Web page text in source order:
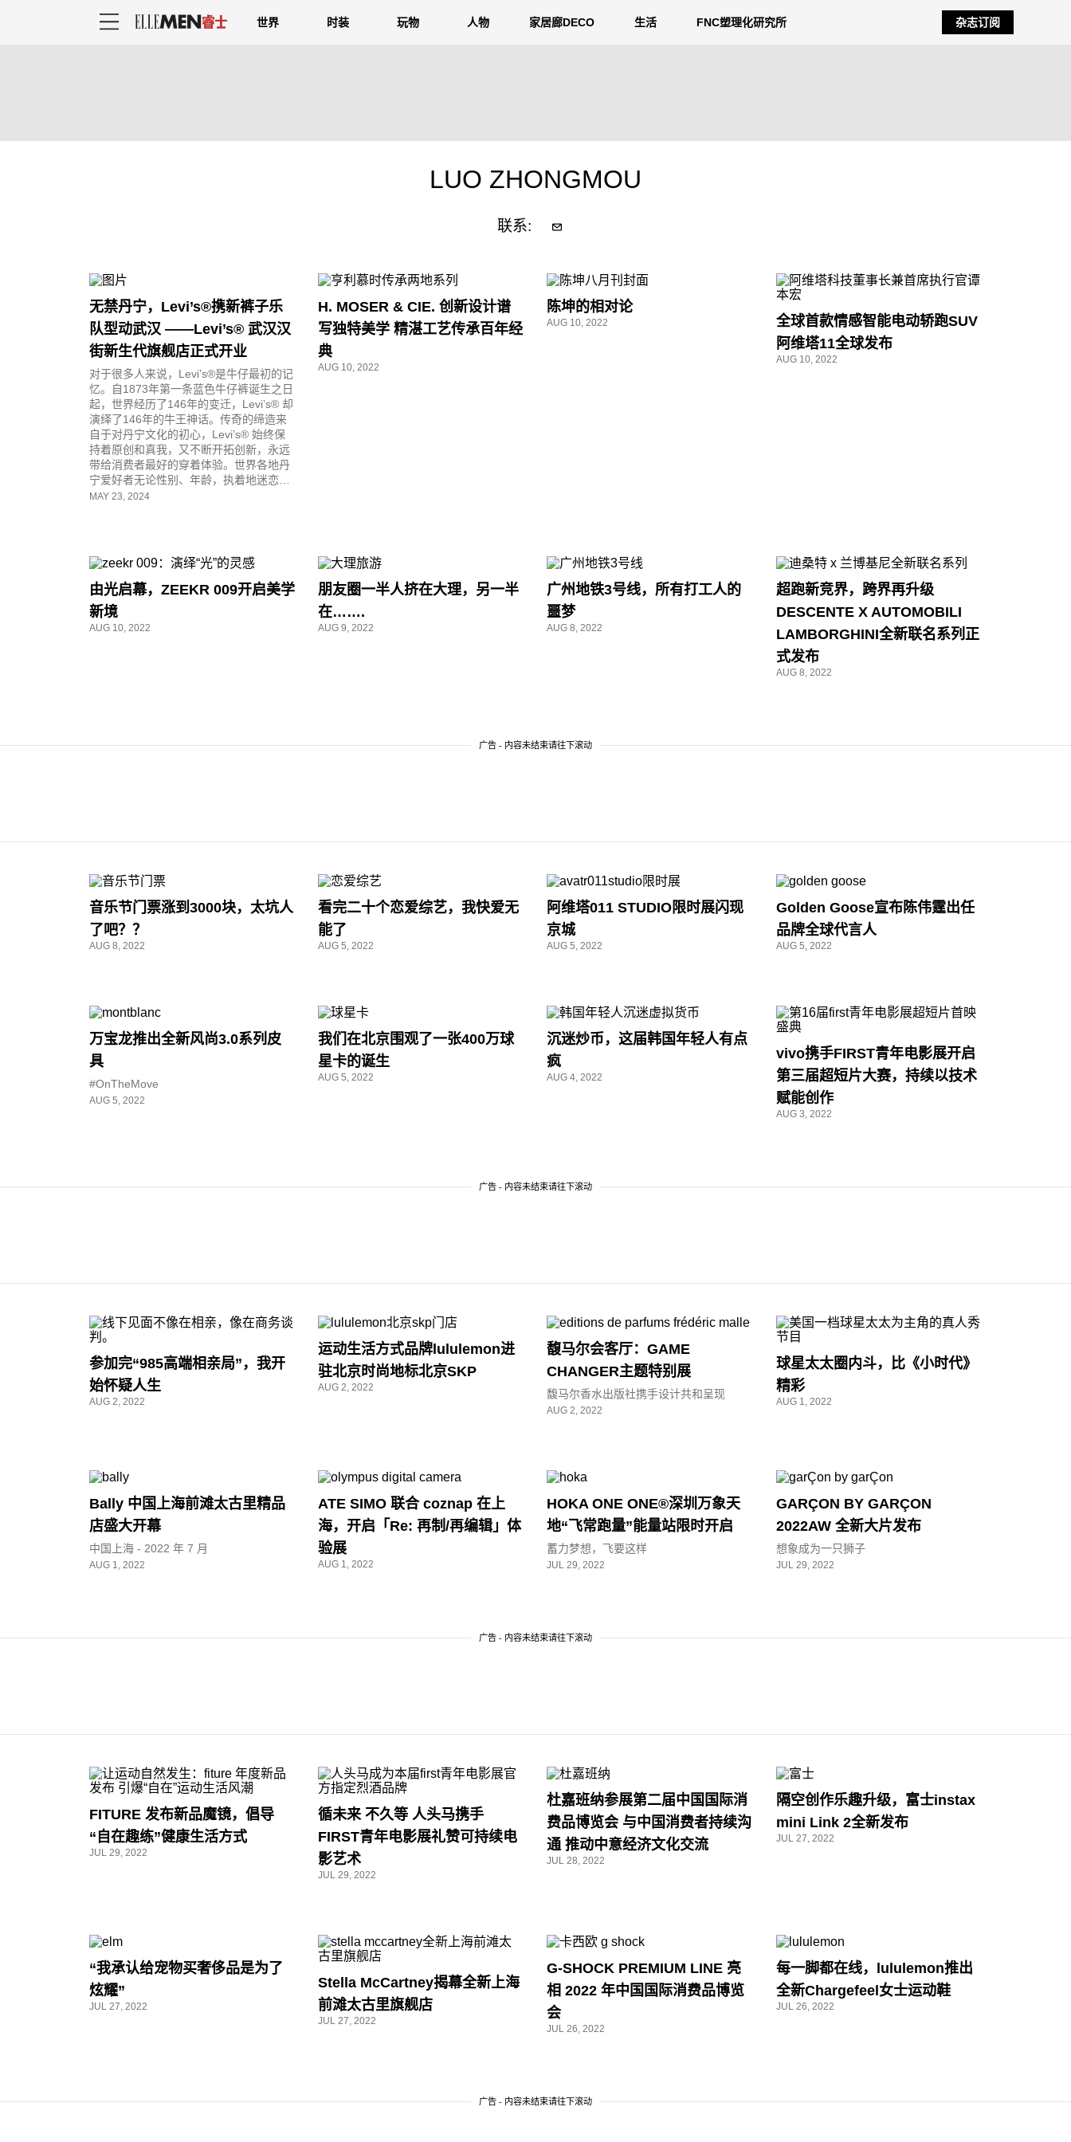
世界 时装 玩物 人物 家居廊DECO 生活 FNC塑理化研究所 杂志订阅
LUO ZHONGMOU
联系:
无禁丹宁，Levi’s®携新裤子乐
队型动武汉 ——Levi’s® 武汉汉
街新生代旗舰店正式开业
对于很多人来说，Levi’s®是牛仔最初的记
忆。自1873年第一条蓝色牛仔裤诞生之日
起，世界经历了146年的变迁，Levi’s® 却
演绎了146年的牛王神话。传奇的缔造来
自于对丹宁文化的初心，Levi’s® 始终保
持着原创和真我，又不断开拓创新，永远
带给消费者最好的穿着体验。世界各地丹
宁爱好者无论性别、年龄，执着地迷恋着
这一抹蓝，并一同见证Levi’s®与世界时尚
MAY 23, 2024
H. MOSER & CIE. 创新设计谱
写独特美学 精湛工艺传承百年经
典
AUG 10, 2022
陈坤的相对论
AUG 10, 2022
全球首款情感智能电动轿跑SUV
阿维塔11全球发布
AUG 10, 2022
由光启幕，ZEEKR 009开启美学
新境
AUG 10, 2022
朋友圈一半人挤在大理，另一半
在…….
AUG 9, 2022
广州地铁3号线，所有打工人的
噩梦
AUG 8, 2022
超跑新竞界，跨界再升级
DESCENTE X AUTOMOBILI
LAMBORGHINI全新联名系列正
式发布
AUG 8, 2022
广告 - 内容未结束请往下滚动
音乐节门票涨到3000块，太坑人
了吧？？
AUG 8, 2022
看完二十个恋爱综艺，我快爱无
能了
AUG 5, 2022
阿维塔011 STUDIO限时展闪现
京城
AUG 5, 2022
Golden Goose宣布陈伟霆出任
品牌全球代言人
AUG 5, 2022
万宝龙推出全新风尚3.0系列皮
具
#OnTheMove
AUG 5, 2022
我们在北京围观了一张400万球
星卡的诞生
AUG 5, 2022
沉迷炒币，这届韩国年轻人有点
疯
AUG 4, 2022
vivo携手FIRST青年电影展开启
第三届超短片大赛，持续以技术
赋能创作
AUG 3, 2022
广告 - 内容未结束请往下滚动
参加完“985高端相亲局”，我开
始怀疑人生
AUG 2, 2022
运动生活方式品牌lululemon进
驻北京时尚地标北京SKP
AUG 2, 2022
馥马尔会客厅：GAME
CHANGER主题特别展
馥马尔香水出版社携手设计共和呈现
AUG 2, 2022
球星太太圈内斗，比《小时代》
精彩
AUG 1, 2022
Bally 中国上海前滩太古里精品
店盛大开幕
中国上海 - 2022 年 7 月
AUG 1, 2022
ATE SIMO 联合 coznap 在上
海，开启「Re: 再制/再编辑」体
验展
AUG 1, 2022
HOKA ONE ONE®深圳万象天
地“飞常跑量”能量站限时开启
蓄力梦想，飞要这样
JUL 29, 2022
GARÇON BY GARÇON
2022AW 全新大片发布
想象成为一只狮子
JUL 29, 2022
广告 - 内容未结束请往下滚动
FITURE 发布新品魔镜，倡导
“自在趣练”健康生活方式
JUL 29, 2022
循未来 不久等 人头马携手
FIRST青年电影展礼赞可持续电
影艺术
JUL 29, 2022
杜嘉班纳参展第二届中国国际消
费品博览会 与中国消费者持续沟
通 推动中意经济文化交流
JUL 28, 2022
隔空创作乐趣升级，富士instax
mini Link 2全新发布
JUL 27, 2022
“我承认给宠物买奢侈品是为了
炫耀”
JUL 27, 2022
Stella McCartney揭幕全新上海
前滩太古里旗舰店
JUL 27, 2022
G-SHOCK PREMIUM LINE 亮
相 2022 年中国国际消费品博览
会
JUL 26, 2022
每一脚都在线，lululemon推出
全新Chargefeel女士运动鞋
JUL 26, 2022
广告 - 内容未结束请往下滚动